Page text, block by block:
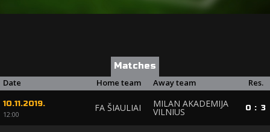
Matches
Date
Home team Away team Res.
10.11.2019.
12:00
FA ŠIAULIAI MILAN AKADEMIJA
VILNIUS 0 : 3